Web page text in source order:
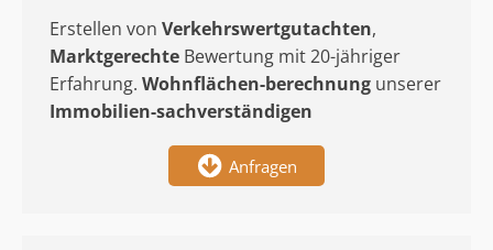
Erstellen von Verkehrswertgutachten,
Marktgerechte Bewertung mit 20-jähriger
Erfahrung. Wohnflächen-berechnung unserer
Immobilien-sachverständigen
Anfragen